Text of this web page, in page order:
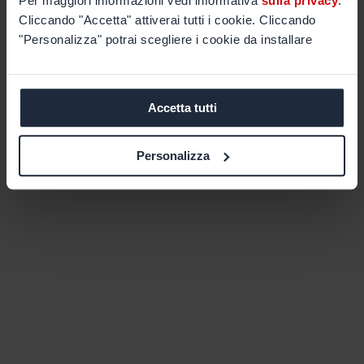
Cliccando "Accetta" attiverai tutti i cookie. Cliccando
"Personalizza" potrai scegliere i cookie da installare
Accetta tutti
Personalizza